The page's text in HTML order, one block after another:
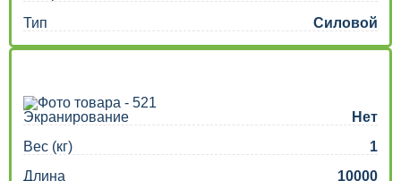
Тип
Силовой
Экранирование
Нет
Вес (кг)
1
Длина
10000